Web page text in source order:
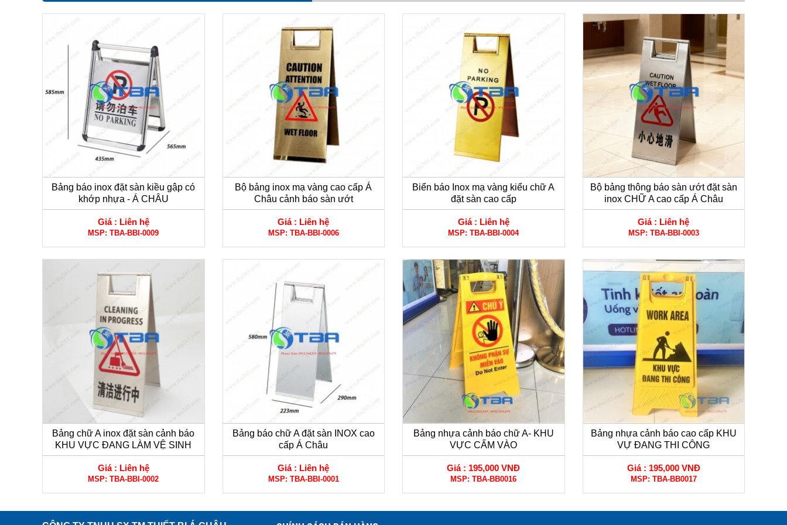
Bảng báo inox đặt sàn kiều gập có
khớp nhựa - Á CHÂU
Giá : Liên hệ
MSP:TBA-BBI-0009
Bộ bảng inox mạ vàng cao cấp Á
Châu cảnh báo sàn ướt
Giá : Liên hệ
MSP: TBA-BBI-0006
Biển báo Inox mạ vàng kiểu chữ A
đặt sàn cao cấp
Giá : Liên hệ
MSP:TBA-BBI-0004
Bộ bảng thông báo sàn ướt đặt sàn
inox CHỮ A cao cấp Á Châu
Giá : Liên hệ
MSP: TBA-BBI-0003
Bảng chữ A inox đặt sàn cảnh báo
KHU VỰC ĐANG LÀM VỆ SINH
Giá : Liên hệ
MSP:TBA-BBI-0002
Bảng báo chữ A đặt sàn INOX cao
cấp Á Châu
Giá : Liên hệ
MSP: TBA-BBI-0001
Bảng nhựa cảnh báo chữ A- KHU
VỰC CẤM VÀO
Giá : 195,000 VNĐ
MSP:TBA-BB0016
Bảng nhựa cảnh báo cao cấp KHU
VỰ ĐANG THI CÔNG
Giá : 195,000 VNĐ
MSP: TBA-BB0017